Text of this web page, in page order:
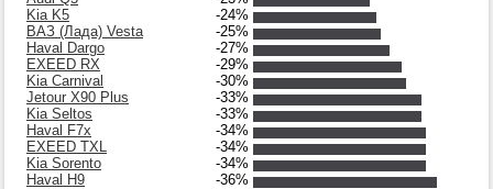
Kia K5
-24%
ВАЗ (Лада) Vesta
-25%
Haval Dargo
-27%
EXEED RX
-29%
Kia Carnival
-30%
Jetour X90 Plus
-33%
Kia Seltos
-33%
Haval F7x
-34%
EXEED TXL
-34%
Kia Sorento
-34%
Haval H9
-36%